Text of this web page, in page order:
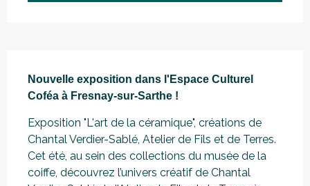
Nouvelle exposition dans l'Espace Culturel
Coféa à Fresnay-sur-Sarthe !
Exposition "L'art de la céramique", créations de
Chantal Verdier-Sablé, Atelier de Fils et de Terres.
Cet été, au sein des collections du musée de la
coiffe, découvrez l’univers créatif de Chantal